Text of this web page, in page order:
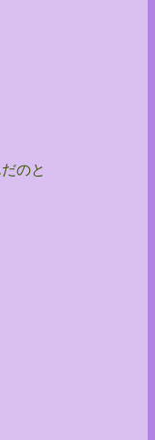
のと